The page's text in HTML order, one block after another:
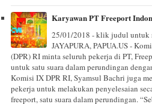
Karyawan PT Freeport
25/01/2018 - klik judul untuk
JAYAPURA, PAPUA.US -
(DPR) RI minta seluruh pekerja di PT,
untuk satu suara dalam perundingan
Komisi IX DPR RI, Syamsul Bachri juga
pekerja untuk melakukan penyelesaian
freeport, satu suara dalam perundingan.